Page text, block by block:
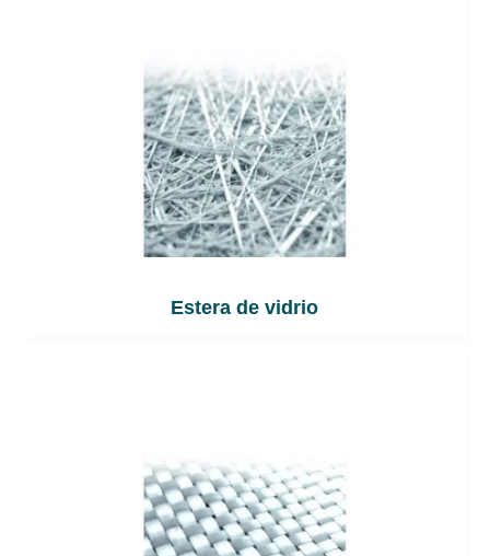
Estera de vidrio